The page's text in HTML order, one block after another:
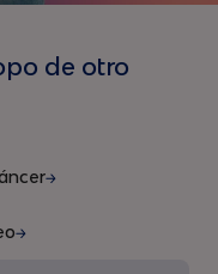
de otro